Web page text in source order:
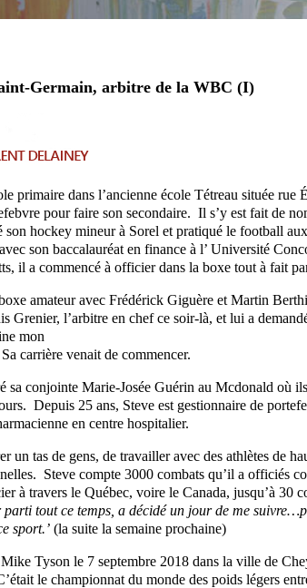
Germain, arbitre de la WBC (I)
primaire dans l’ancienne école Tétreau située rue
pour faire son secondaire. Il s’y est fait de
hockey mineur à Sorel et pratiqué le football
son baccalauréat en finance à l’ Université
il a commencé à officier dans la boxe tout à fait
amateur avec Frédérick Giguère et Martin
Grenier, l’arbitre en chef ce soir-là, et lui a
mon
carrière venait de commencer.
sa conjointe Marie-Josée Guérin au Mcdonald où
Depuis 25 ans, Steve est gestionnaire de
en centre hospitalier.
un tas de gens, de travailler avec des athlètes de
Steve compte 3000 combats qu’il a officiés
à travers le Québec, voire le Canada, jusqu’à 30
parti tout ce temps, a décidé un jour de me
sport.’ (la suite la semaine prochaine)
Tyson le 7 septembre 2018 dans la ville de
le championnat du monde des poids légers